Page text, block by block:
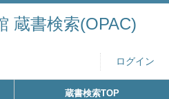
蔵書検索(OPAC)
ログイン
蔵書検索TOP